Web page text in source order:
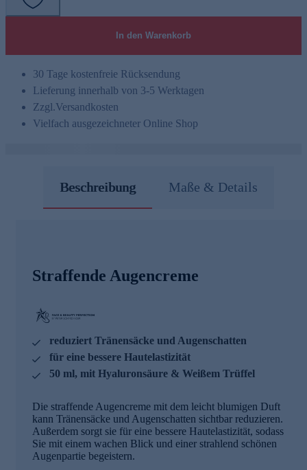
In den Warenkorb
30 Tage kostenfreie Rücksendung
Lieferung innerhalb von 3-5 Werktagen
Zzgl.Versandkosten
Vielfach ausgezeichneter Online Shop
Beschreibung Maße & Details
Straffende Augencreme
reduziert Tränensäcke und Augenschatten
für eine bessere Hautelastizität
50 ml, mit Hyaluronsäure & Weißem Trüffel
Die straffende Augencreme mit dem leicht blumigen Duft
kann Tränensäcke und Augenschatten sichtbar reduzieren.
Außerdem sorgt sie für eine bessere Hautelastizität, sodass
Sie mit einem wachen Blick und einer strahlend schönen
Augenpartie begeistern.